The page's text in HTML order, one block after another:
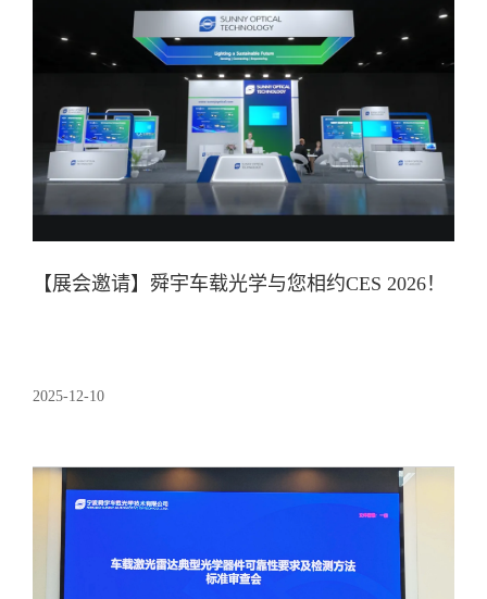
【展会邀请】舜宇车载光学与您相约CES 2026！
2025-12-10